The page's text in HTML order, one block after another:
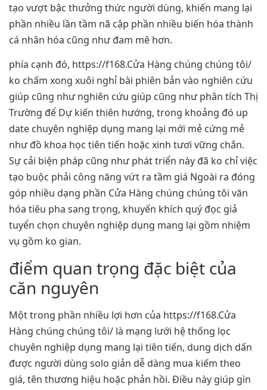
tạo vượt bậc thưởng thức người dùng, khiến mang lại
phần nhiều lần tầm nã cập phần nhiều biến hóa thành
cá nhân hóa cũng như đam mê hơn.
phía cạnh đó, https://f168.Cửa Hàng chúng chúng tôi/
ko chấm xong xuôi nghỉ bài phiên bản vào nghiên cứu
giúp cũng như nghiên cứu giúp cũng như phân tích Thị
Trường để Dự kiến thiên hướng, trong khoảng đó up
date chuyên nghiệp dụng mang lại mới mẻ cứng mẻ
như đồ khoa học tiên tiến hoặc xinh tươi vững chắn.
Sự cải biện pháp cũng như phát triển này đã ko chỉ việc
tạo buộc phải công năng vứt ra tầm giá Ngoài ra đóng
góp nhiều dạng phần Cửa Hàng chúng chúng tôi văn
hóa tiêu pha sang trọng, khuyến khích quý đọc giả
tuyển chọn chuyên nghiệp dụng mang lại gồm nhiệm
vụ gồm ko gian.
điểm quan trọng đặc biệt của
căn nguyên
Một trong phần nhiều lợi hơn của https://f168.Cửa
Hàng chúng chúng tôi/ là mạng lưới hệ thống lọc
chuyên nghiệp dụng mang lại tiên tiến, dung dịch dấn
được người dùng solo giản dễ dàng mua kiếm theo
giá, tên thương hiệu hoặc phản hồi. Điều này giúp gìn